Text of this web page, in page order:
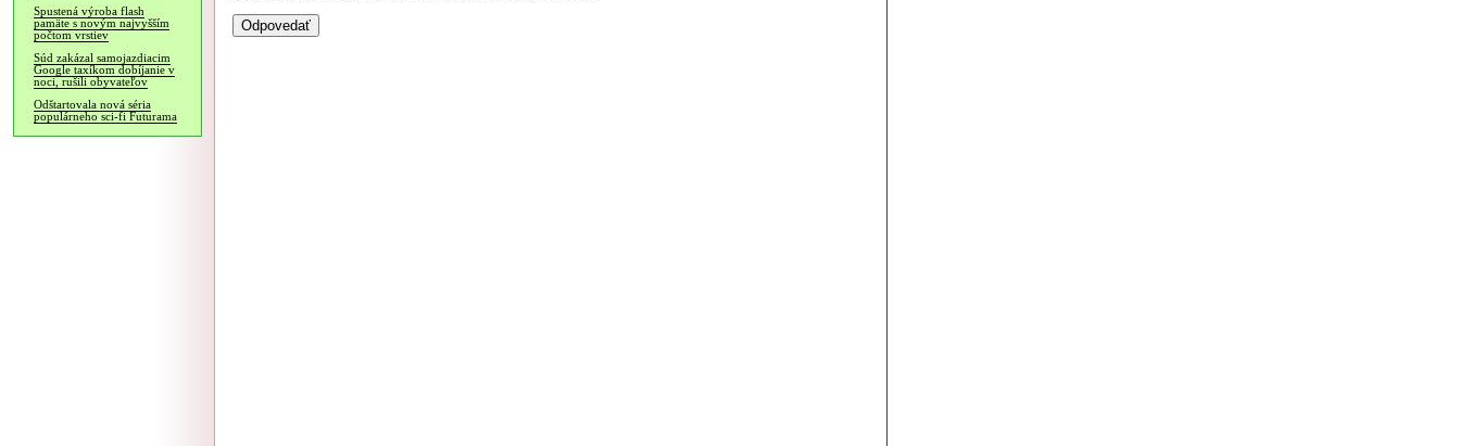
Spustená výroba flash
pamäte s novým najvyšším
počtom vrstiev
Súd zakázal samojazdiacim
Google taxíkom dobíjanie v
noci, rušili obyvateľov
Odštartovala nová séria
populárneho sci-fi Futurama